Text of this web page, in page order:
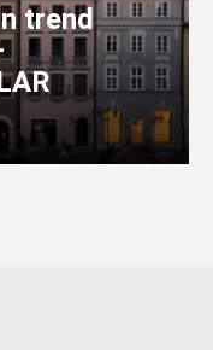
trend